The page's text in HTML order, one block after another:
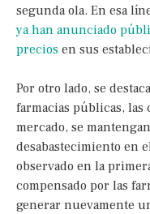
segunda ola. En esa
ya han anunciado
precios en sus
Por otro lado, se
farmacias públicas,
mercado, se
desabastecimiento en
observado en la
compensado por las
generar nuevamente